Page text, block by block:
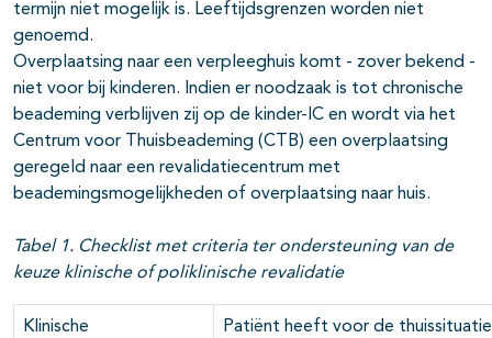
termijn niet mogelijk is. Leeftijdsgrenzen worden niet
genoemd.
Overplaatsing naar een verpleeghuis komt - zover bekend -
niet voor bij kinderen. Indien er noodzaak is tot chronische
beademing verblijven zij op de kinder-IC en wordt via het
Centrum voor Thuisbeademing (CTB) een overplaatsing
geregeld naar een revalidatiecentrum met
beademingsmogelijkheden of overplaatsing naar huis.
Tabel 1. Checklist met criteria ter ondersteuning van de
keuze klinische of poliklinische revalidatie
Klinische
Patiënt heeft voor de